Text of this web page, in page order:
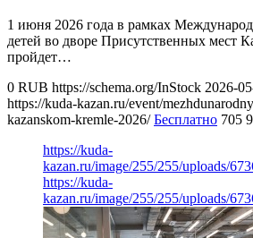
1 июня 2026 года в рамках
детей во дворе Присутственных мест
пройдет…
0 RUB https://schema.org/InStock 2026-
https://kuda-kazan.ru/event/
kazanskom-kremle-2026/ Бесплатно 705 9
https://kuda-
kazan.ru/image/255/255/uploads/
https://kuda-
kazan.ru/image/255/255/uploads/